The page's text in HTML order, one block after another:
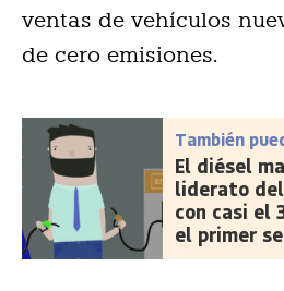
ventas de vehículos
de cero emisiones.
También
El diésel
liderato
con casi el
el primer